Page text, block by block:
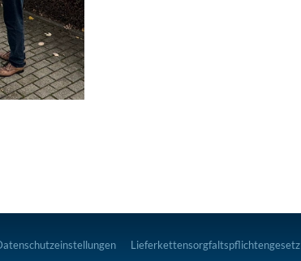
Lieferkettensorgfaltspflichtengesetz